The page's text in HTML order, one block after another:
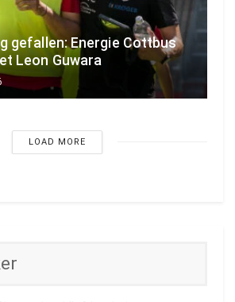
gefallen: Energie Cottbus
Leon Guwara
LOAD MORE